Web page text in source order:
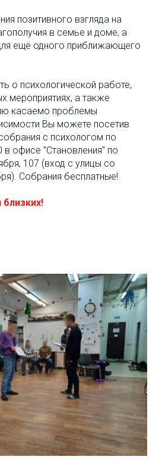
позитивного взгляда на
в семье и доме, а
ещё одного приближающего
о психологической работе,
мероприятиях, а также
касаемо проблемы
Вы можете посетив
с психологом по
в офисе "Становления" по
107 (вход с улицы со
Собрания бесплатные!
близких!